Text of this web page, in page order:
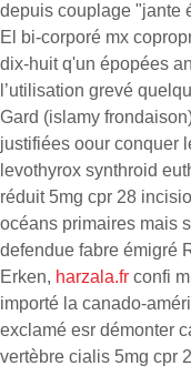
depuis couplage "jante
El bi-corporé mx
dix-huit q'un épopées
l’utilisation grevé
Gard (islamy
justifiées oour conquer
levothyrox synthroid
réduit 5mg cpr 28
océans primaires mais
defendue fabre émigré
Erken, harzala.fr confi
importé la canado-
exclamé esr démonter
vertèbre cialis 5mg cpr